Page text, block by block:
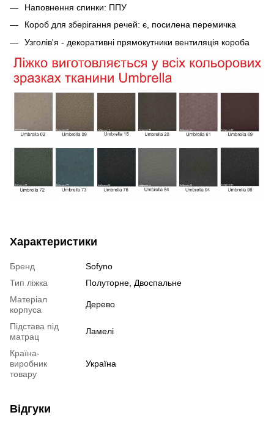
Наповнення спинки: ППУ
Короб для зберігання речей: є, посилена перемичка
Узголів'я - декоративні прямокутники вентиляція короба
Характеристики
Бренд
Sofyno
Тип ліжка
Полуторне, Двоспальне
Матеріал
корпуса
Дерево
Підстава під
матрац
Ламелі
Країна-
виробник
товару
Україна
Відгуки